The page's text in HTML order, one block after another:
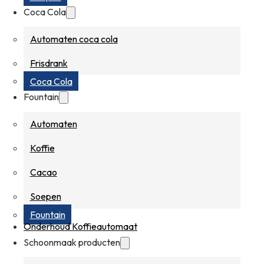
Coca Cola
Automaten coca cola
Frisdrank
Coca Cola
Fountain
Automaten
Koffie
Cacao
Soepen
Fountain
Onderhoud Koffieautomaat
Schoonmaak producten